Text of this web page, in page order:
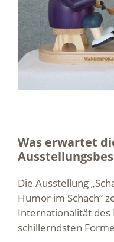
Was erwartet
Die Ausstellung
Humor im Schach“
Internationalität des
schillerndsten